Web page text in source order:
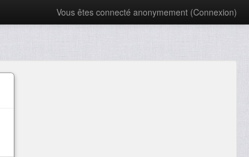
Vous êtes connecté anonymement (Connexion)